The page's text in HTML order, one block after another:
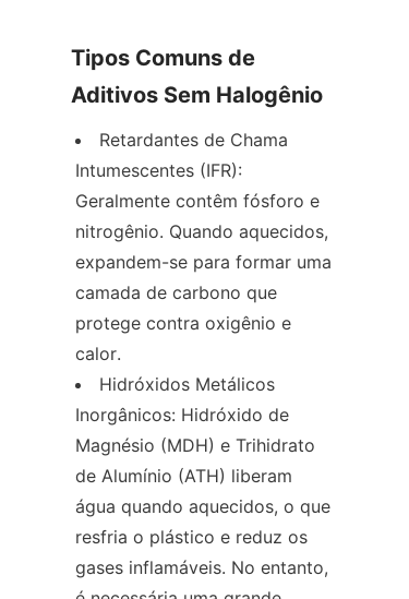
Tipos Comuns de
Aditivos Sem Halogênio
Retardantes de Chama
Intumescentes (IFR):
Geralmente contêm fósforo e
nitrogênio. Quando aquecidos,
expandem-se para formar uma
camada de carbono que
protege contra oxigênio e
calor.
Hidróxidos Metálicos
Inorgânicos: Hidróxido de
Magnésio (MDH) e Trihidrato
de Alumínio (ATH) liberam
água quando aquecidos, o que
resfria o plástico e reduz os
gases inflamáveis. No entanto,